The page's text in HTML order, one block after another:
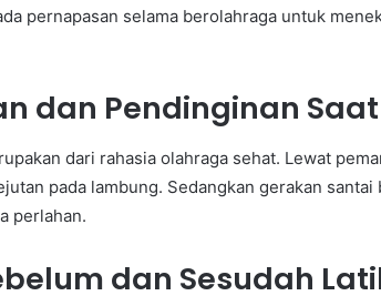
pernapasan selama berolahraga untuk
dan Pendinginan
dari rahasia olahraga sehat. Lewat
pada lambung. Sedangkan gerakan santai
perlahan.
dan Sesudah